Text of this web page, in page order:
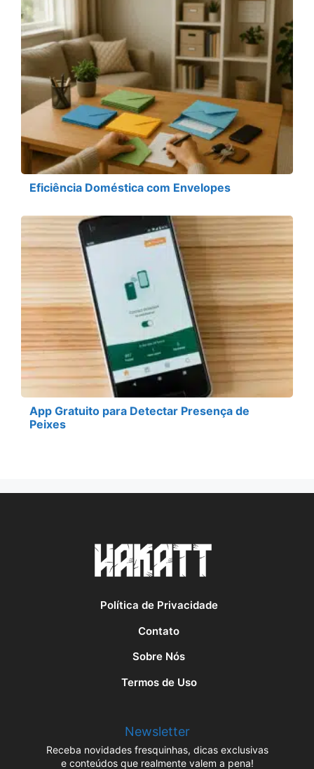
Eficiência Doméstica com Envelopes
App Gratuito para Detectar Presença de
Peixes
Política de Privacidade
Contato
Sobre Nós
Termos de Uso
Newsletter
Receba novidades fresquinhas, dicas exclusivas
e conteúdos que realmente valem a pena!